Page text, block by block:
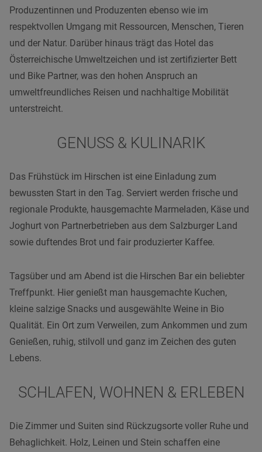
Produzentinnen und Produzenten ebenso wie im
respektvollen Umgang mit Ressourcen, Menschen, Tieren
und der Natur. Darüber hinaus trägt das Hotel das
Österreichische Umweltzeichen und ist zertifizierter Bett
und Bike Partner, was den hohen Anspruch an
umweltfreundliches Reisen und nachhaltige Mobilität
unterstreicht.
GENUSS & KULINARIK
Das Frühstück im Hirschen ist eine Einladung zum
bewussten Start in den Tag. Serviert werden frische und
regionale Produkte, hausgemachte Marmeladen, Käse und
Joghurt von Partnerbetrieben aus dem Salzburger Land
sowie duftendes Brot und fair produzierter Kaffee.
Tagsüber und am Abend ist die Hirschen Bar ein beliebter
Treffpunkt. Hier genießt man hausgemachte Kuchen,
kleine salzige Snacks und ausgewählte Weine in Bio
Qualität. Ein Ort zum Verweilen, zum Ankommen und zum
Genießen, ruhig, stilvoll und ganz im Zeichen des guten
Lebens.
SCHLAFEN, WOHNEN & ERLEBEN
Die Zimmer und Suiten sind Rückzugsorte voller Ruhe und
Behaglichkeit. Holz, Leinen und Stein schaffen eine